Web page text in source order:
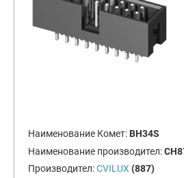
Наименование Комет: BH34S
Наименование производител:
Производител:CVILUX (887)